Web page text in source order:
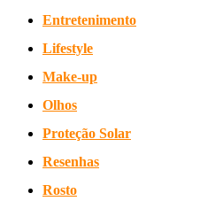
Entretenimento
Lifestyle
Make-up
Olhos
Proteção Solar
Resenhas
Rosto